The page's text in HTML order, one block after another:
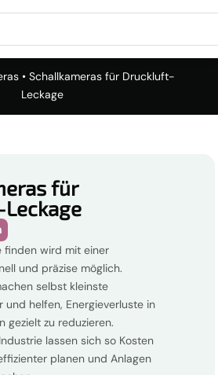
• Schallkameras für Druckluft-
Leckage
für
finden wird mit einer
und präzise möglich.
selbst kleinste
und helfen, Energieverluste in
gezielt zu reduzieren.
lassen sich so Kosten
planen und Anlagen